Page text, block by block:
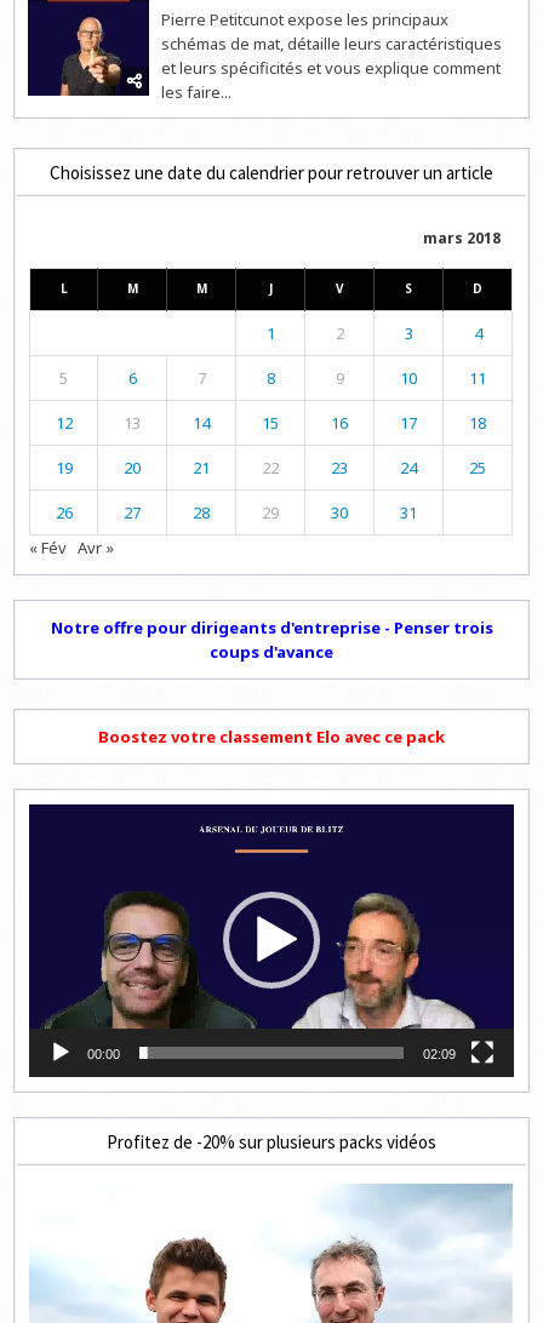
Pierre Petitcunot expose les principaux
schémas de mat, détaille leurs caractéristiques
et leurs spécificités et vous explique comment
les faire...
Choisissez une date du calendrier pour retrouver un article
mars 2018
L M M J V S D
1 2 3 4
5 6 7 8 9 10 11
12 13 14 15 16 17 18
19 20 21 22 23 24 25
26 27 28 29 30
31
« Fév Avr »
Notre offre pour dirigeants d'entreprise - Penser trois
coups d'avance
Boostez votre classement Elo avec ce pack
00:00 02:09
Profitez de -20% sur plusieurs packs vidéos